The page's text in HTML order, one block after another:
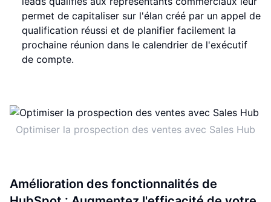
permet de capitaliser sur l'élan créé par un appel de
qualification réussi et de planifier facilement la
prochaine réunion dans le calendrier de l'exécutif
de compte.
Optimiser la prospection des ventes avec Sales Hub
Amélioration des fonctionnalités de